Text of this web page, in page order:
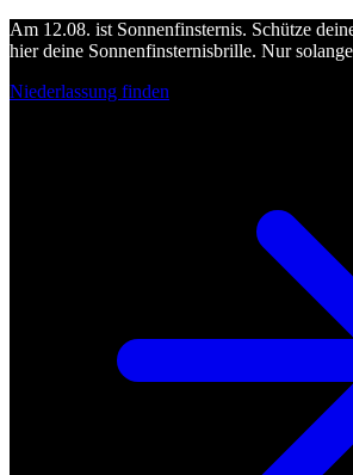
Am 12.08. ist Sonnenfinsternis. Schütze
hier deine Sonnenfinsternisbrille. Nur
Niederlassung finden